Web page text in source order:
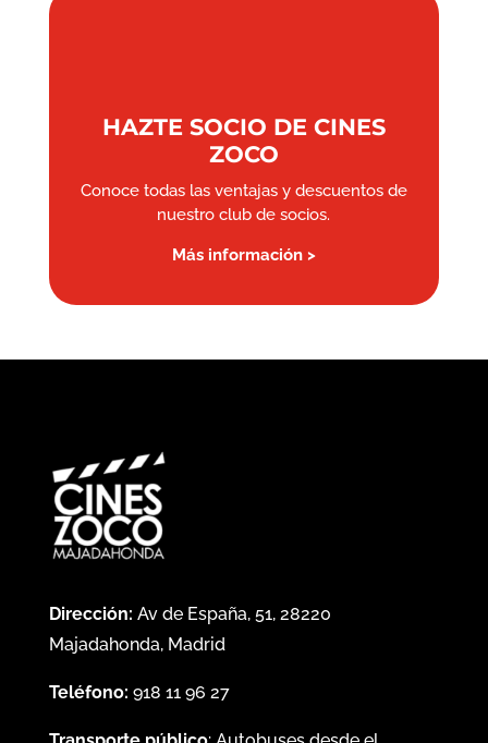
HAZTE SOCIO DE CINES
ZOCO
Conoce todas las ventajas y descuentos de
nuestro club de socios.
Más información >
Dirección: Av de España, 51, 28220
Majadahonda, Madrid
Teléfono: 918 11 96 27